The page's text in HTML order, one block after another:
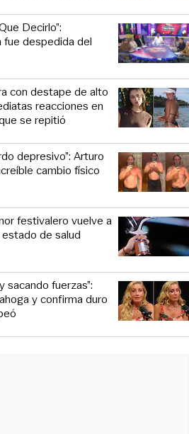
Decirlo”:
despedida del
con destape de alto
reacciones en
se repitió
depresivo”: Arturo
cambio físico
festivalero vuelve a
de salud
fuerzas”:
y confirma duro